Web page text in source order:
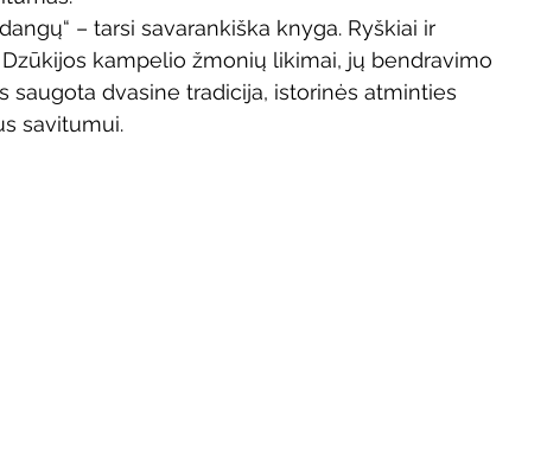
renginiai Kaimo bibliotekų renginiai
– tarsi savarankiška knyga. Ryškiai ir
kampelio žmonių likimai, jų bendravimo
saugota dvasine tradicija, istorinės atminties
savitumui.